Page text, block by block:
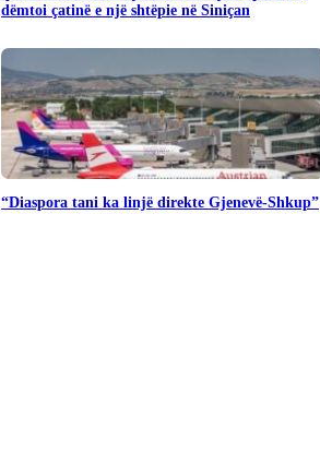
dëmtoi çatinë e një shtëpie në Siniçan
“Diaspora tani ka linjë direkte Gjenevë-Shkup”